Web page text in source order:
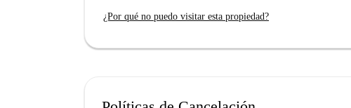
¿Por qué no puedo visitar esta propiedad?